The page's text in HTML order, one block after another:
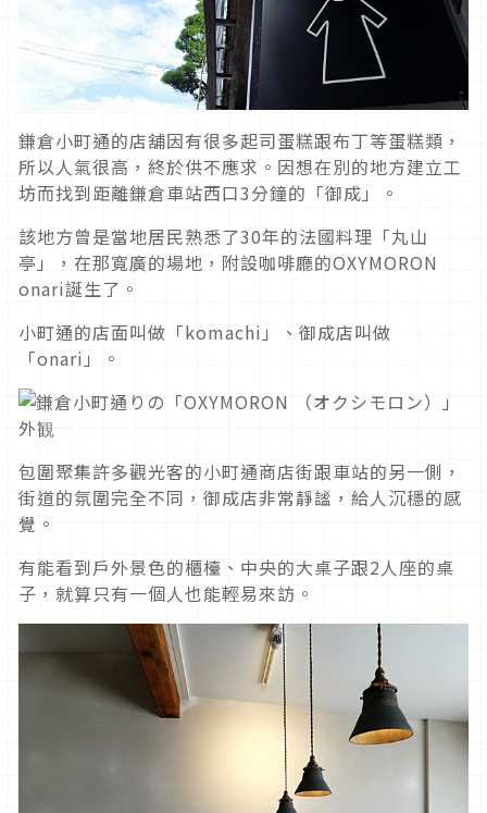
鎌倉小町通的店舖因有很多起司蛋糕跟布丁等蛋糕類，
所以人氣很高，終於供不應求。因想在別的地方建立工
坊而找到距離鎌倉車站西口3分鐘的「御成」。
該地方曾是當地居民熟悉了30年的法國料理「丸山
亭」，在那寬廣的場地，附設咖啡廳的OXYMORON
onari誕生了。
小町通的店面叫做「komachi」、御成店叫做
「onari」。
包圍聚集許多觀光客的小町通商店街跟車站的另一側，
街道的氛圍完全不同，御成店非常靜謐，給人沉穩的感
覺。
有能看到戶外景色的櫃檯、中央的大桌子跟2人座的桌
子，就算只有一個人也能輕易來訪。